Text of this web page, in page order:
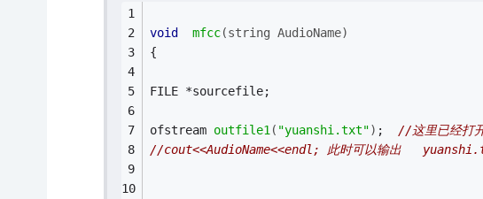
void mfcc(string AudioName)
{
FILE *sourcefile;
ofstream outfile1 ( "yuanshi.txt") ; //这里已经打
//cout<<AudioName<<endl; 此时可以输出